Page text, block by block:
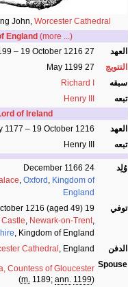
John, Worcester Cathedral
England (more ...)
العهد
27 May 1199 – 19 October 1216
التتويج
27 May 1199
سبقه
Richard I
تبعه
Henry III
of Ireland
العهد
1177 – 19 October 1216
تبعه
Henry III
وُلِد
24 December 1166
, Oxford , Kingdom of
England
توفي
19 October 1216 (aged 49)
, Newark-on-Trent,
, Kingdom of England
الدفن
Cathedral , England
Spouse
Countess of Gloucester
(
m. 1189; ann. 1199
)